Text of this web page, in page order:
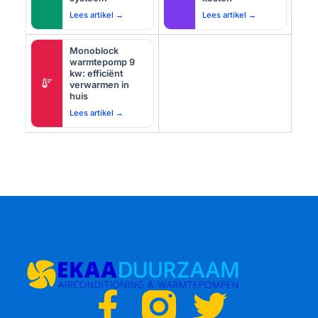
Lees artikel → Lees artikel →
thermostat
Monoblock
warmtepomp 9
kw: efficiënt
verwarmen in
huis
Lees artikel →
F
T